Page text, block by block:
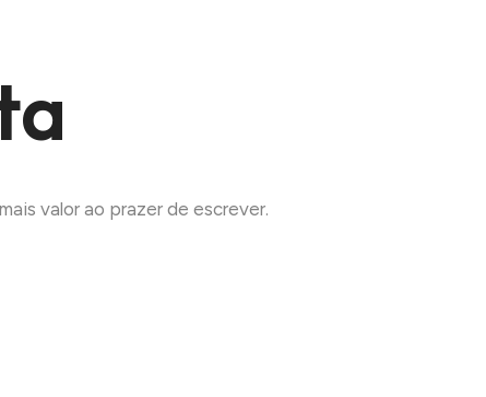
valor ao prazer de escrever.